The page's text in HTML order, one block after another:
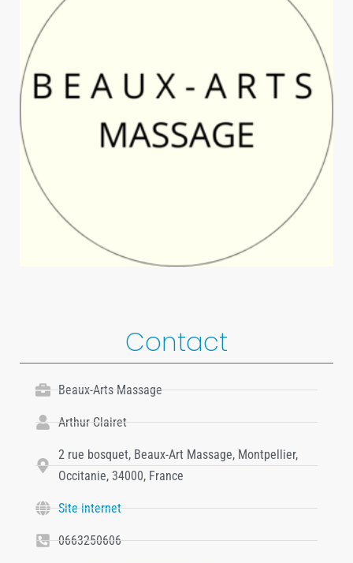
Contact
Beaux-Arts Massage
Arthur Clairet
2 rue bosquet, Beaux-Art Massage, Montpellier,
Occitanie, 34000, France
Site internet
0663250606